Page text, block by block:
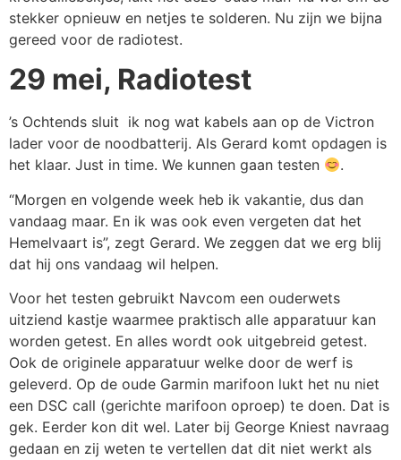
stekker opnieuw en netjes te solderen. Nu zijn we bijna
gereed voor de radiotest.
29 mei, Radiotest
’s Ochtends sluit ik nog wat kabels aan op de Victron
lader voor de noodbatterij. Als Gerard komt opdagen is
het klaar. Just in time. We kunnen gaan testen
.
“Morgen en volgende week heb ik vakantie, dus dan
vandaag maar. En ik was ook even vergeten dat het
Hemelvaart is”, zegt Gerard. We zeggen dat we erg blij
dat hij ons vandaag wil helpen.
Voor het testen gebruikt Navcom een ouderwets
uitziend kastje waarmee praktisch alle apparatuur kan
worden getest. En alles wordt ook uitgebreid getest.
Ook de originele apparatuur welke door de werf is
geleverd. Op de oude Garmin marifoon lukt het nu niet
een DSC call (gerichte marifoon oproep) te doen. Dat is
gek. Eerder kon dit wel. Later bij George Kniest navraag
gedaan en zij weten te vertellen dat dit niet werkt als